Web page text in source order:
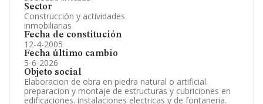
Sector
Construcción y actividades
inmobiliarias
Fecha de constitución
12-4-2005
Fecha último cambio
5-6-2026
Objeto social
Elaboracion de obra en piedra natural o artificial.
preparacion y montaje de estructuras y cubriciones en
edificaciones. instalaciones electricas y de fontaneria.